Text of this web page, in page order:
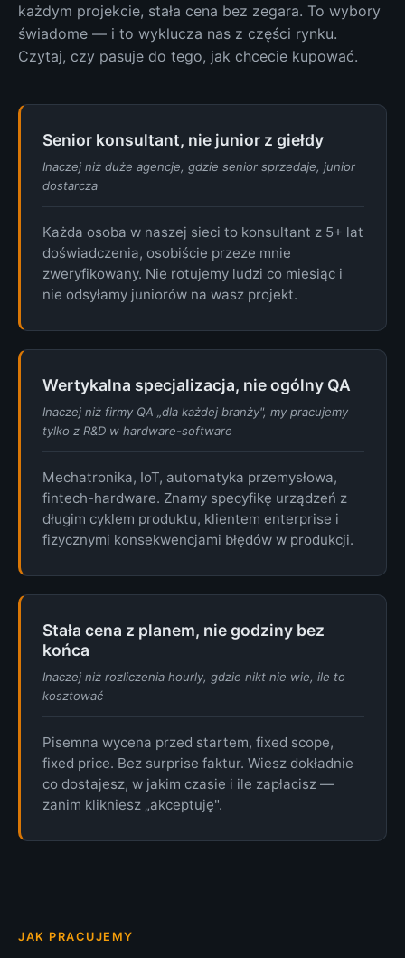
każdym projekcie, stała cena bez zegara. To wybory
świadome — i to wyklucza nas z części rynku.
Czytaj, czy pasuje do tego, jak chcecie kupować.
Senior konsultant, nie junior z giełdy
Inaczej niż duże agencje, gdzie senior sprzedaje, junior
dostarcza
Każda osoba w naszej sieci to konsultant z 5+ lat
doświadczenia, osobiście przeze mnie
zweryfikowany. Nie rotujemy ludzi co miesiąc i
nie odsyłamy juniorów na wasz projekt.
Wertykalna specjalizacja, nie ogólny QA
Inaczej niż firmy QA „dla każdej branży", my pracujemy
tylko z R&D w hardware-software
Mechatronika, IoT, automatyka przemysłowa,
fintech-hardware. Znamy specyfikę urządzeń z
długim cyklem produktu, klientem enterprise i
fizycznymi konsekwencjami błędów w produkcji.
Stała cena z planem, nie godziny bez
końca
Inaczej niż rozliczenia hourly, gdzie nikt nie wie, ile to
kosztować
Pisemna wycena przed startem, fixed scope,
fixed price. Bez surprise faktur. Wiesz dokładnie
co dostajesz, w jakim czasie i ile zapłacisz —
zanim klikniesz „akceptuję".
JAK PRACUJEMY